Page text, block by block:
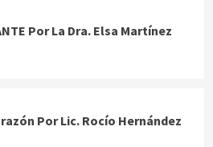
Por La Dra. Elsa Martínez
Por Lic. Rocío Hernández